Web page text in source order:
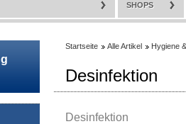
SHOPS
Startseite Alle Artikel Hygiene
Desinfektion
Desinfektion